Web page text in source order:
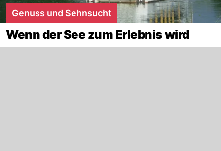
Genuss und Sehnsucht
Wenn der See zum Erlebnis wird